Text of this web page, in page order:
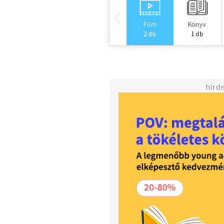
Film
2 db
Könyv
1 db